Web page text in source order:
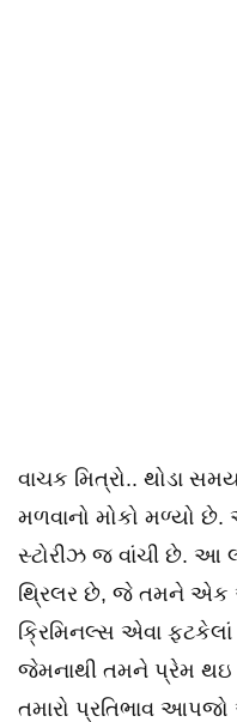
વાચક મિત્રો.. થોડા
મળવાનો મોકો મળ્યો
સ્ટોરીઝ જ વાંચી છે. આ
થ્રિલર છે, જે તમને એક
ક્રિમિનલ્સ એવા ફટકેલાં
જેમનાથી તમને પ્રેમ થઇ
તમારો પ્રતિભાવ આપજો